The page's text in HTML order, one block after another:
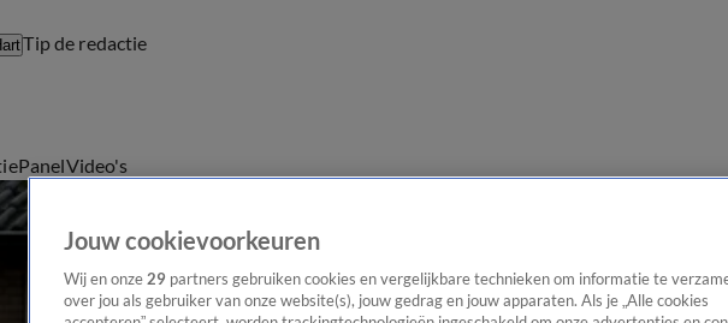
Tip de redactie
PanelVideo's
Jouw cookievoorkeuren
Wij en onze 29 partners gebruiken cookies en vergelijkbare technieken om informatie te
over jou als gebruiker van onze website(s), jouw gedrag en jouw apparaten. Als je „Alle cookies